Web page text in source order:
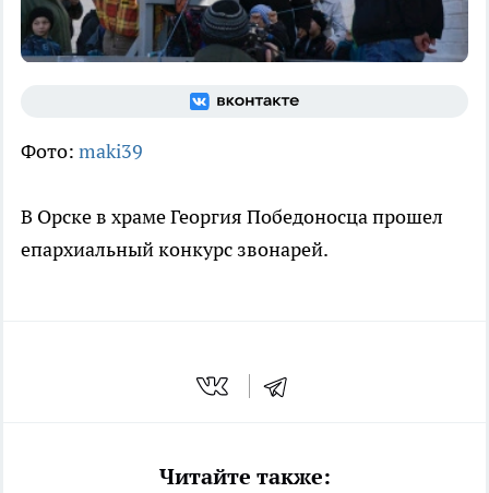
Фото: maki39
В Орске в храме Георгия Победоносца прошел
епархиальный конкурс звонарей.
Читайте также: